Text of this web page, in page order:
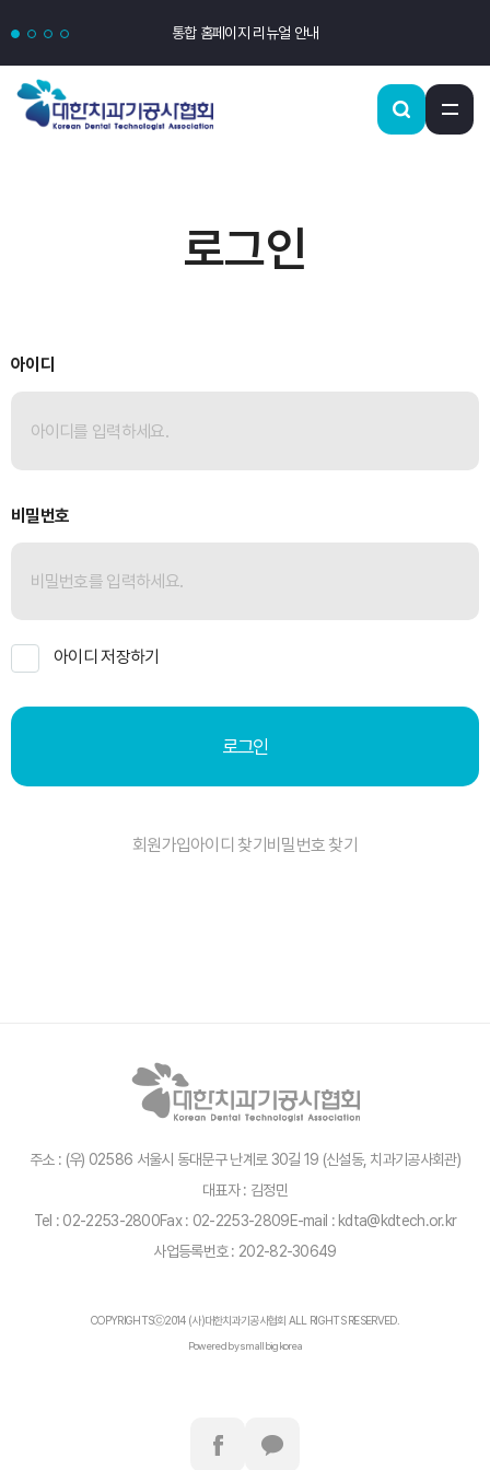
통합 홈페이지 리뉴얼 안내
로그인
아이디
비밀번호
아이디 저장하기
로그인
회원가입아이디 찾기비밀번호 찾기
주소 : (우) 02586 서울시 동대문구 난계로 30길 19 (신설동, 치과기공사회관)
대표자 : 김정민
Tel : 02-2253-2800Fax : 02-2253-2809E-mail : kdta@kdtech.or.kr
사업등록번호 : 202-82-30649
COPYRIGHTSⓒ2014 (사)대한치과기공사협회 ALL RIGHTS RESERVED.
Powered by smallbigkorea